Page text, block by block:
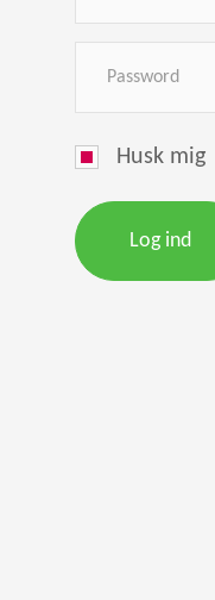
Husk mig
Log ind